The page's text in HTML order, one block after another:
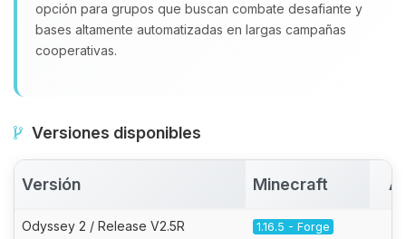
opción para grupos que buscan combate desafiante y
bases altamente automatizadas en largas campañas
cooperativas.
Versiones disponibles
Versión Minecraft
Odyssey 2 / Release V2.5R 1.16.5 - Forge